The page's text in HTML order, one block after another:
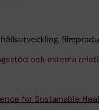
och externa
for Sustainable